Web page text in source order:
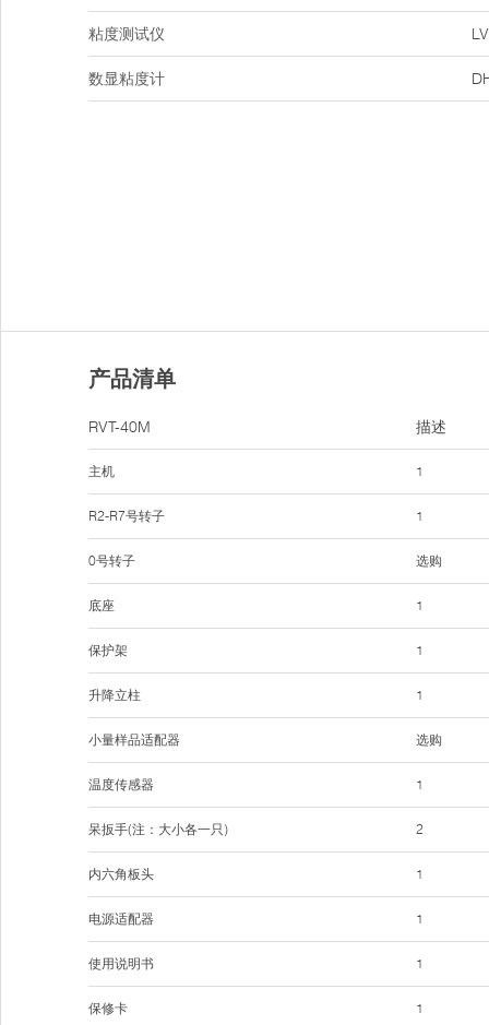
粘度测试仪
数显粘度计
产品清单
RVT-40M
主机
R2-R7号转子
0号转子
底座
保护架
升降立柱
小量样品适配器
温度传感器
呆扳手(注：大小各一只)
内六角板头
电源适配器
使用说明书
保修卡
描述
1
1
选购
1
1
1
选购
1
2
1
1
1
1